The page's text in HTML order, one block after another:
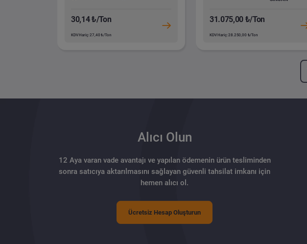
30,14 ₺/Ton
KDV Hariç: 27,40 ₺/Ton
31.075,00 ₺/Ton
KDV Hariç: 28.250,00 ₺/Ton
Alıcı Olun
12 Aya varan vade avantajı ve yapılan ödemenin ürün tesliminden
sonra satıcıya aktarılmasını sağlayan güvenli tahsilat imkanı için
hemen alıcı ol.
Ücretsiz Hesap Oluşturun